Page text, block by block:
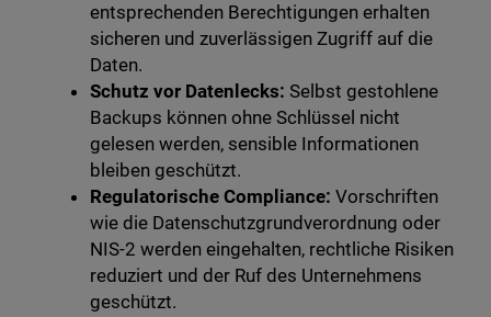
entsprechenden Berechtigungen erhalten
sicheren und zuverlässigen Zugriff auf die
Daten.
Schutz vor Datenlecks: Selbst gestohlene
Backups können ohne Schlüssel nicht
gelesen werden, sensible Informationen
bleiben geschützt.
Regulatorische Compliance: Vorschriften
wie die Datenschutzgrundverordnung oder
NIS-2 werden eingehalten, rechtliche Risiken
reduziert und der Ruf des Unternehmens
geschützt.